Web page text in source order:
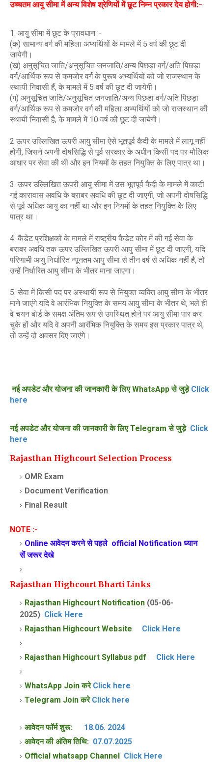
उच्चतम आयु सीमा में अन्य विशेष श्रेणियों में छूट निम्न प्रकार देय होगी:-
1. आयु सीमा में छूट के प्रावधान :-
(क) सामान्य वर्ग की महिला अभ्यर्थियों के मामले में 5 वर्ष की छूट दी
जायेगी।
(ख) अनुसूचित जाति/अनुसूचित जनजाति/अन्य पिछड़ा वर्ग/अति पिछड़ा
वर्ग/आर्थिक रूप से कमजोर वर्ग के पुरूष अभ्यर्थियों को जो राजस्थान के
स्थायी निवासी हैं, के मामले में 5 वर्ष की छूट दी जायेगी।
(ग) अनुसूचित जाति/अनुसूचित जनजाति/अन्य पिछडा वर्ग/अति पिछड़ा
वर्ग/आर्थिक रूप से कमजोर वर्ग की महिला अभ्यर्थियों को जो राजस्थान की
स्थायी निवासी है, के मामले में 10 वर्ष की छूट दी जायेगी।
2 ऊपर उल्लिखित ऊपरी आयु सीमा ऐसे भूतपूर्व कैदी के मामले में लागू नहीं
होगी, जिसने अपनी दोषसिद्धि से पूर्व सरकार के अधीन किसी पद पर मौलिक
आधार पर सेवा की थी और इन नियमों के तहत नियुक्ति के लिए पात्र था।
3. ऊपर उल्लिखित ऊपरी आयु सीमा में उस भूतपूर्व कैदी के मामले में काटी
गई कारावास अवधि के बराबर अवधि की छूट दी जाएगी, जो अपनी दोषसिद्धि
से पूर्व अधिक आयु का नहीं था और इन नियमों के तहत नियुक्ति के लिए
पात्र था।
4. कैडेट प्रशिक्षकों के मामले में राष्ट्रीय कैडेट कोर में की गई सेवा के
बराबर अवधि तक ऊपर उल्लिखित ऊपरी आयु सीमा में छूट दी जाएगी, यदि
परिणामी आयु निर्धारित न्यूनतम आयु सीमा से तीन वर्ष से अधिक नहीं है, तो
उन्हें निर्धारित आयु सीमा के भीतर माना जाएगा।
5. सेवा में किसी पद पर अस्थायी रूप से नियुक्त व्यक्ति आयु सीमा के भीतर
माने जाएंगे यदि वे आरंभिक नियुक्ति के समय आयु सीमा के भीतर थे, भले ही
वे चयन बोर्ड के समक्ष अंतिम रूप से उपस्थित होने पर आयु सीमा पार कर
चुके हों और यदि वे अपनी आरंभिक नियुक्ति के समय इस प्रकार पात्र थे,
तो उन्हें दो अवसर दिए जाएंगे।
नई अपडेट और योजना की जानकारी के लिए WhatsApp से जुड़ेClick
here
नई अपडेट और योजना की जानकारी के लिए Telegram से जुड़ेClick
here
Rajasthan Highcourt Selection Process
OMR Exam
Document Verification
Final Result
NOTE :-
Online आवेदन करने से पहले official Notification ध्यान
सेंजरूर देखे
Rajasthan Highcourt Bharti Links
Rajasthan Highcourt Notification (05-06-
2025) Click Here
Rajasthan Highcourt Website
Click Here
Rajasthan Highcourt Syllabus pdf Click Here
WhatsApp Join करे Click here
Telegram Join करे Click here
आवेदन फॉर्म शुरू:
18.06. 2024
आवेदन की अंतिम तिथि: 07.07.2025
Official whatsapp Channel Click Here